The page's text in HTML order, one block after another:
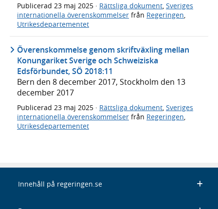
Publicerad 23 maj 2025 · Rättsliga dokument, Sveriges
internationella överenskommelser från Regeringen,
Utrikesdepartementet
Överenskommelse genom skriftväxling mellan
Konungariket Sverige och Schweiziska
Edsförbundet, SÖ 2018:11
Bern den 8 december 2017, Stockholm den 13
december 2017
Publicerad 23 maj 2025 · Rättsliga dokument Sveriges
internationella överenskommelser från Regeringen
Utrikesdepartementet
Innehåll på regeringen.se